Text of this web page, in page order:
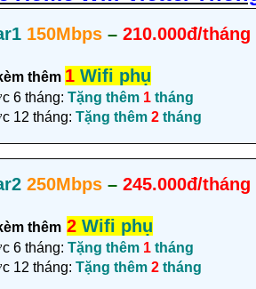
150Mbps – 210.000đ/tháng
thêm 1 Wifi phụ
6 tháng: Tặng thêm 1 tháng
12 tháng: Tặng thêm 2 tháng
250Mbps – 245.000đ/tháng
thêm 2 Wifi phụ
6 tháng: Tặng thêm 1 tháng
12 tháng: Tặng thêm 2 tháng